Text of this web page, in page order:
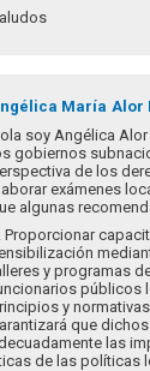
María Alor
soy Angélica
gobiernos
de los
exámenes
algunas
Proporcionar
y programas
públicos
y
que
las
de las políticas